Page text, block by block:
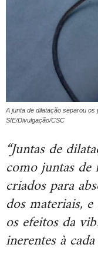
A junta de dilatação separou
SIE/Divulgação/CSC
“Juntas de
como juntas
criados para
dos materiais,
os efeitos da
inerentes à